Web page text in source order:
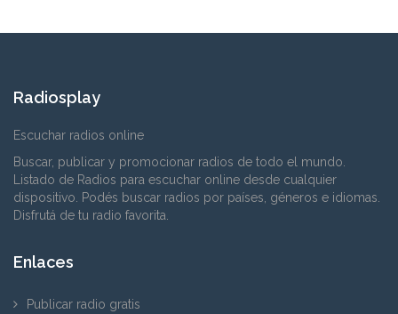
Radiosplay
Escuchar radios online
Buscar, publicar y promocionar radios de todo el mundo.
Listado de Radios para escuchar online desde cualquier
dispositivo. Podés buscar radios por países, géneros e idiomas.
Disfrutá de tu radio favorita.
Enlaces
Publicar radio gratis